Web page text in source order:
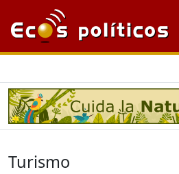
Turismo